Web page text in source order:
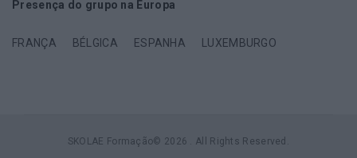
Presença do grupo na Europa
FRANÇA BÉLGICA ESPANHA LUXEMBURGO
SKOLAE Formação© 2026 . All Rights Reserved.